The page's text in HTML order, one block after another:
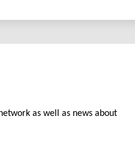
as well as news about